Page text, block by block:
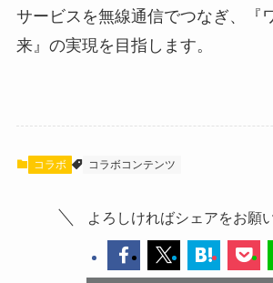
サービスを無線通信でつなぎ、『
来』の実現を目指します。
コラボ コラボコンテンツ
よろしければシェアをお願